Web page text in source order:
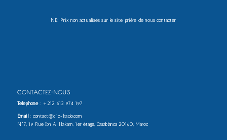
NB: Prix non actualisés sur le site. prière de nous contacter
CONTACTEZ-NOUS
Téléphone: +212 613 974 197
Email: contact@clic-kado.com
N°7, 19 Rue Ibn Al Hakam, 1er étage, Casablanca 20160, Maroc